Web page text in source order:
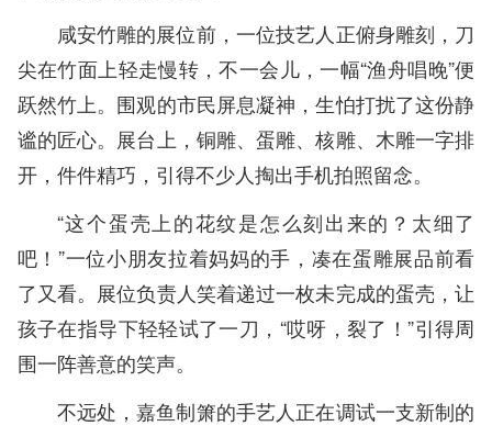
咸安竹雕的展位前，一位技艺人正俯身雕刻，刀
尖在竹面上轻走慢转，不一会儿，一幅“渔舟唱晚”便
跃然竹上。围观的市民屏息凝神，生怕打扰了这份静
谧的匠心。展台上，铜雕、蛋雕、核雕、木雕一字排
开，件件精巧，引得不少人掏出手机拍照留念。
“这个蛋壳上的花纹是怎么刻出来的？太细了
吧！”一位小朋友拉着妈妈的手，凑在蛋雕展品前看
了又看。展位负责人笑着递过一枚未完成的蛋壳，让
孩子在指导下轻轻试了一刀，“哎呀，裂了！”引得周
围一阵善意的笑声。
不远处，嘉鱼制箫的手艺人正在调试一支新制的